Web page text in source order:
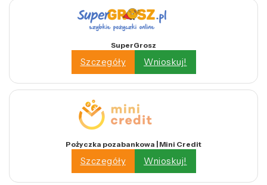
SuperGrosz
Szczegóły Wnioskuj!
Pożyczka pozabankowa | Mini Credit
Szczegóły Wnioskuj!